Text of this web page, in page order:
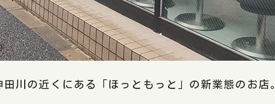
川の近くにある「ほっともっと」の新業態のお店。